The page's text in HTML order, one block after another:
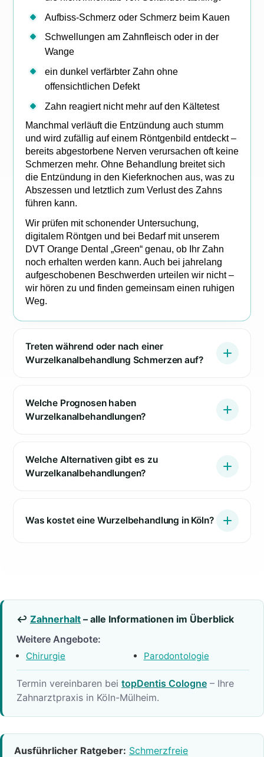
Aufbiss-Schmerz oder Schmerz beim Kauen
Schwellungen am Zahnfleisch oder in der
Wange
ein dunkel verfärbter Zahn ohne
offensichtlichen Defekt
Zahn reagiert nicht mehr auf den Kältetest
Manchmal verläuft die Entzündung auch stumm
und wird zufällig auf einem Röntgenbild entdeckt –
bereits abgestorbene Nerven verursachen oft keine
Schmerzen mehr. Ohne Behandlung breitet sich
die Entzündung in den Kieferknochen aus, was zu
Abszessen und letztlich zum Verlust des Zahns
führen kann.
Wir prüfen mit schonender Untersuchung,
digitalem Röntgen und bei Bedarf mit unserem
DVT Orange Dental „Green“ genau, ob Ihr Zahn
noch erhalten werden kann. Auch bei jahrelang
aufgeschobenen Beschwerden urteilen wir nicht –
wir hören zu und finden gemeinsam einen ruhigen
Weg.
Treten während oder nach einer
Wurzelkanalbehandlung Schmerzen auf?
Welche Prognosen haben
Wurzelkanalbehandlungen?
Welche Alternativen gibt es zu
Wurzelkanalbehandlungen?
Was kostet eine Wurzelbehandlung in Köln?
↩ Zahnerhalt – alle Informationen im Überblick
Weitere Angebote:
Chirurgie Parodontologie
Termin vereinbaren bei topDentis Cologne – Ihre
Zahnarztpraxis in Köln-Mülheim.
Ausführlicher Ratgeber: Schmerzfreie